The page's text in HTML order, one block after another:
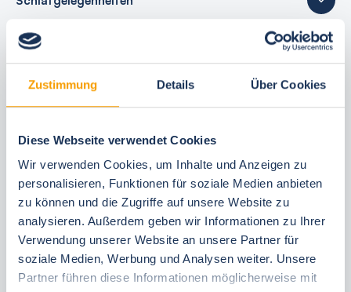
Zustimmung Details Über Cookies
Diese Webseite verwendet Cookies
Wir verwenden Cookies, um Inhalte und Anzeigen zu
personalisieren, Funktionen für soziale Medien anbieten
zu können und die Zugriffe auf unsere Website zu
analysieren. Außerdem geben wir Informationen zu Ihrer
Verwendung unserer Website an unsere Partner für
soziale Medien, Werbung und Analysen weiter. Unsere
Partner führen diese Informationen möglicherweise mit
28 Bewertungen
Ihre Buchungsvorteile
Bestpreis-Garantie
24 Stunden kostenfrei reservieren
30 Tage vor Anreise kostenfrei stornieren
Flexible An- und Abreise 24/7
Persönliche Beratungen
Schneller, direkter Support vor Ort